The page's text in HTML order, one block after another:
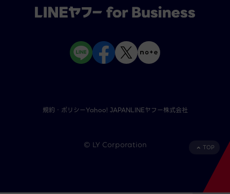
TOP
規約・ポリシーYahoo! JAPANLINEヤフー株式会社
©︎ LY Corporation